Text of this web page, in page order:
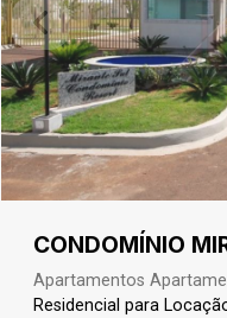
CONDOMÍNIO
Apartamentos
Residencial para